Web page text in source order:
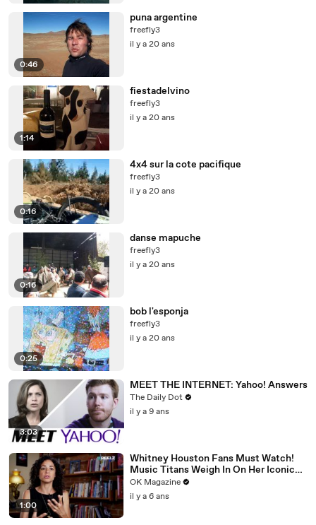
0:46
puna argentine
freefly3
il y a 20 ans
1:14
fiestadelvino
freefly3
il y a 20 ans
0:16
4x4 sur la cote pacifique
freefly3
il y a 20 ans
0:16
danse mapuche
freefly3
il y a 20 ans
0:25
bob l'esponja
freefly3
il y a 20 ans
3:03
MEET THE INTERNET: Yahoo! Answers
The Daily Dot
il y a 9 ans
1:00
Whitney Houston Fans Must Watch!
Music Titans Weigh In On Her Iconic
Hits In REELZ Doc
OK Magazine
il y a 6 ans